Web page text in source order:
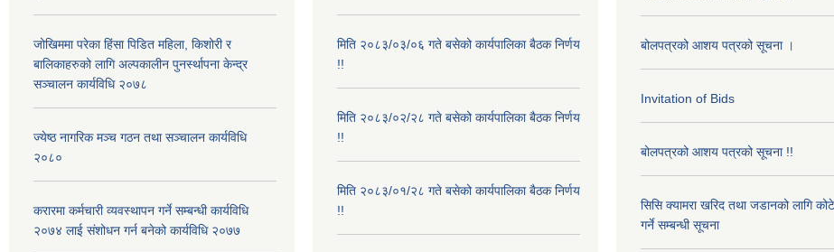
जोखिममा परेका हिंसा पिडित महिला, किशोरी र
बालिकाहरुको लागि अल्पकालीन पुनर्स्थापना केन्द्र
सञ्चालन कार्यविधि २०७८
ज्येष्ठ नागरिक मञ्च गठन तथा सञ्चालन कार्यविधि
२०८०
करारमा कर्मचारी व्यवस्थापन गर्ने सम्बन्धी कार्यविधि
२०७४ लाई संशोधन गर्न बनेको कार्यविधि २०७७
मिति २०८३/०३/०६ गते बसेको कार्यपालिका बैठक निर्णय
!!
मिति २०८३/०२/२८ गते बसेको कार्यपालिका बैठक निर्णय
!!
मिति २०८३/०१/२८ गते बसेको कार्यपालिका बैठक निर्णय
!!
बोलपत्रको आशय पत्रको सूचना ।
Invitation of Bids
बोलपत्रको आशय पत्रको सूचना !!
सिसि क्यामरा खरिद तथा जडानको लागि
गर्ने सम्बन्धी सूचना